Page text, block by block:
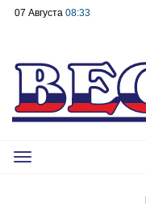
07 Августа 08:33
Toggle